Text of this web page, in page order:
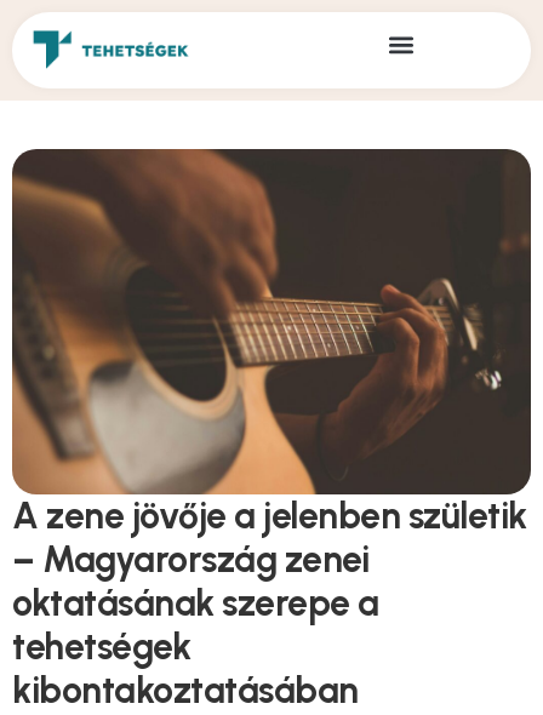
A zene jövője a jelenben születik
– Magyarország zenei
oktatásának szerepe a
tehetségek
kibontakoztatásában